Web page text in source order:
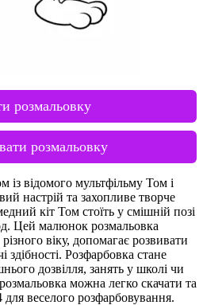
розмальовку
розмальовку
із відомого мультфільму Том і
настрій та захопливе творче
кіт Том стоїть у смішній позі
Цей малюнок розмальовка
віку, допомагає розвивати
здібності. Розфарбовка стане
дозвілля, занять у школі чи
можна легко скачати та
веселого розфарбовування.